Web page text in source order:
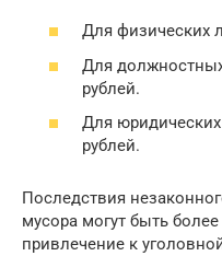
Для физических
Для
рублей.
Для юридических
рублей.
Последствия
мусора могут быть
привлечение к